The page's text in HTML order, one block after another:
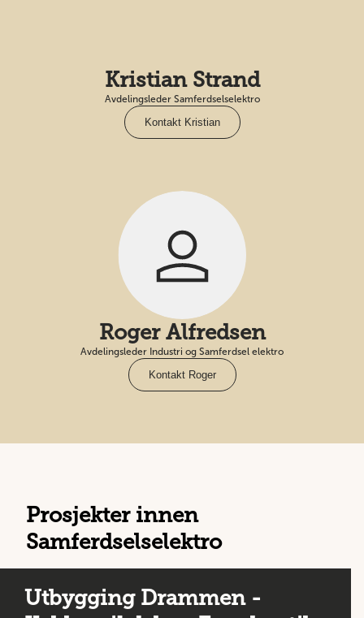
Kristian Strand
Avdelingsleder Samferdselselektro
Kontakt Kristian
Roger Alfredsen
Avdelingsleder Industri og Samferdsel elektro
Kontakt Roger
Prosjekter innen
Samferdselselektro
Utbygging Drammen -